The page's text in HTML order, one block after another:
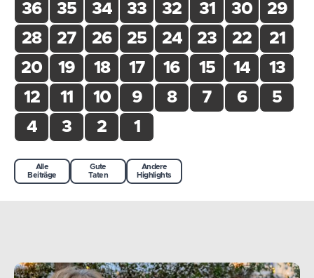
36
35 34 33 32 31 30
29
28
27 26 25 24 23 22
21
20
19 18 17 16 15 14
13
12
11 10 9 8 7 6
5
4
3 2 1
Alle
Beiträge
Gute
Taten
Andere
Highlights